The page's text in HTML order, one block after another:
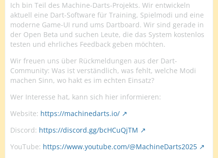
Ich bin Teil des Machine-Darts-Projekts. Wir entwickeln
aktuell eine Dart-Software für Training, Spielmodi und eine
moderne Game-UI rund ums Dartboard. Wir sind gerade in
der Open Beta und suchen Leute, die das System kostenlos
testen und ehrliches Feedback geben möchten.
Wir freuen uns über Rückmeldungen aus der Dart-
Community: Was ist verständlich, was fehlt, welche Modi
machen Sinn, wo hakt es im echten Einsatz?
Wer Interesse hat, kann sich hier informieren:
Website: https://machinedarts.io/
Discord: https://discord.gg/bcHCuQjTM
YouTube: https://www.youtube.com/@MachineDarts2025